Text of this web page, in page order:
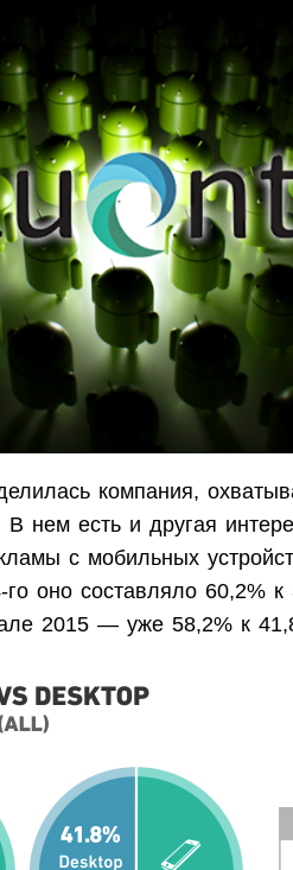
компания,
нем есть и другая
с мобильных
оно составляло 60,2% к
2015 — уже 58,2% к